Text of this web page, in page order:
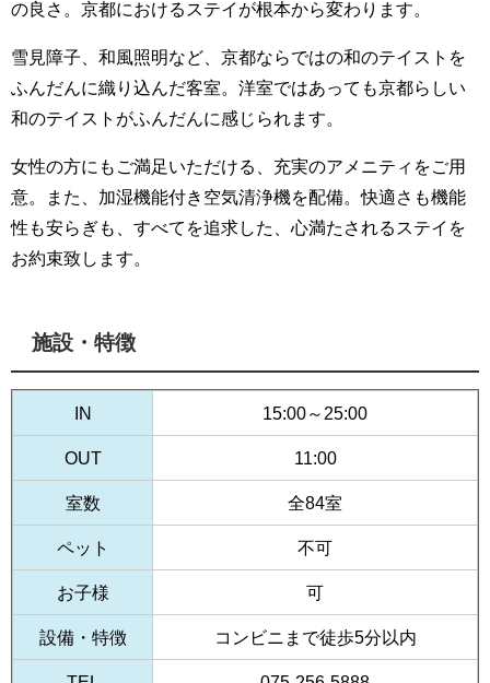
の良さ。京都におけるステイが根本から変わります。
雪見障子、和風照明など、京都ならではの和のテイストを
ふんだんに織り込んだ客室。洋室ではあっても京都らしい
和のテイストがふんだんに感じられます。
女性の方にもご満足いただける、充実のアメニティをご用
意。また、加湿機能付き空気清浄機を配備。快適さも機能
性も安らぎも、すべてを追求した、心満たされるステイを
お約束致します。
施設・特徴
IN 15:00～25:00
OUT 11:00
室数 全84室
ペット 不可
お子様 可
設備・特徴 コンビニまで徒歩5分以内